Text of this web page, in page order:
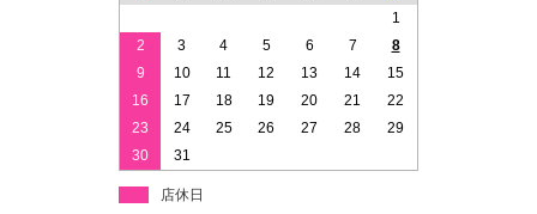
1
2
3 4 5 6 7
8
9
10 11 12 13 14
15
16
17 18 19 20 21
22
23
24 25 26 27 28
29
30
31
店休日